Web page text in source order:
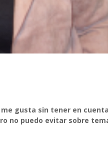
gusta sin tener en
no puedo evitar sobre